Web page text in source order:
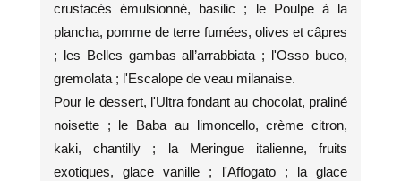
crustacés émulsionné, basilic ; le Poulpe à la
plancha, pomme de terre fumées, olives et câpres
; les Belles gambas all’arrabbiata ; l'Osso buco,
gremolata ; l'Escalope de veau milanaise.
Pour le dessert, l'Ultra fondant au chocolat, praliné
noisette ; le Baba au limoncello, crème citron,
kaki, chantilly ; la Meringue italienne, fruits
exotiques, glace vanille ; l'Affogato ; la glace